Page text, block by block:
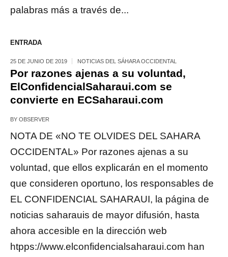
palabras más a través de...
ENTRADA
25 DE JUNIO DE 2019 NOTICIAS DEL SÁHARA OCCIDENTAL
Por razones ajenas a su voluntad,
ElConfidencialSaharaui.com se
convierte en ECSaharaui.com
BY OBSERVER
NOTA DE «NO TE OLVIDES DEL SAHARA
OCCIDENTAL» Por razones ajenas a su
voluntad, que ellos explicarán en el momento
que consideren oportuno, los responsables de
EL CONFIDENCIAL SAHARAUI, la página de
noticias saharauis de mayor difusión, hasta
ahora accesible en la dirección web
htpps://www.elconfidencialsaharaui.com han